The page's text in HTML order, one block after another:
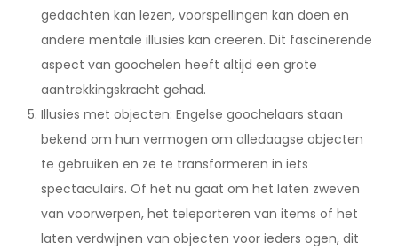
gedachten kan lezen, voorspellingen kan doen en
andere mentale illusies kan creëren. Dit fascinerende
aspect van goochelen heeft altijd een grote
aantrekkingskracht gehad.
Illusies met objecten: Engelse goochelaars staan
bekend om hun vermogen om alledaagse objecten
te gebruiken en ze te transformeren in iets
spectaculairs. Of het nu gaat om het laten zweven
van voorwerpen, het teleporteren van items of het
laten verdwijnen van objecten voor ieders ogen, dit